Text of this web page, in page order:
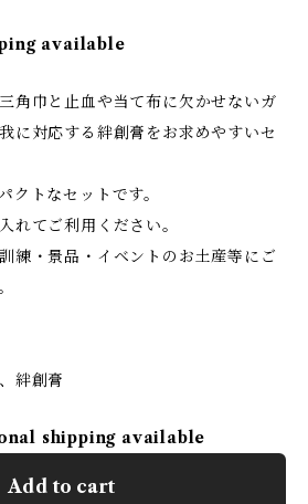
available
角巾と止血や当て布に欠かせないガ
に対応する絆創膏をお求めやすいセ
クトなセットです。
れてご利用ください。
練・景品・イベントのお土産等にご
絆創膏
shipping available
Add to cart